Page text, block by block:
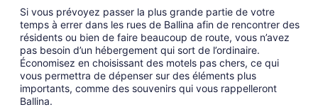
Si vous prévoyez passer la plus grande partie de votre
temps à errer dans les rues de Ballina afin de rencontrer des
résidents ou bien de faire beaucoup de route, vous n’avez
pas besoin d’un hébergement qui sort de l’ordinaire.
Économisez en choisissant des motels pas chers, ce qui
vous permettra de dépenser sur des éléments plus
importants, comme des souvenirs qui vous rappelleront
Ballina.